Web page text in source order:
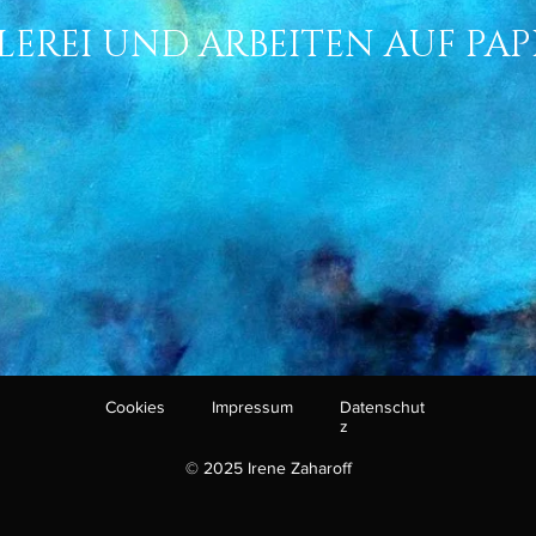
UND ARBEITEN AUF
Cookies Impressum
Datenschut
z
© 2025 Irene Zaharoff